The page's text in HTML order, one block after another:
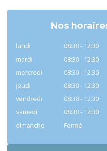
Nos
lundi 08:30 - 12:30
mardi
08:30 - 12:30
mercredi
08:30 - 12:30
jeudi
08:30 - 12:30
vendredi
08:30 - 12:30
samedi
08:30 - 12:30
dimanche
Fermé